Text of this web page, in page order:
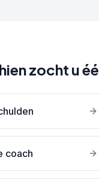
zocht u
coach